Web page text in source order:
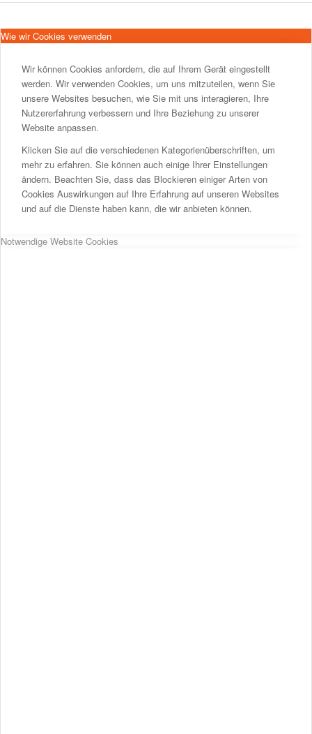
Wie wir Cookies verwenden
Wir können Cookies anfordern, die auf Ihrem Gerät eingestellt
werden. Wir verwenden Cookies, um uns mitzuteilen, wenn Sie
unsere Websites besuchen, wie Sie mit uns interagieren, Ihre
Nutzererfahrung verbessern und Ihre Beziehung zu unserer
Website anpassen.
Klicken Sie auf die verschiedenen Kategorienüberschriften, um
mehr zu erfahren. Sie können auch einige Ihrer Einstellungen
ändern. Beachten Sie, dass das Blockieren einiger Arten von
Cookies Auswirkungen auf Ihre Erfahrung auf unseren Websites
und auf die Dienste haben kann, die wir anbieten können.
Notwendige Website Cookies